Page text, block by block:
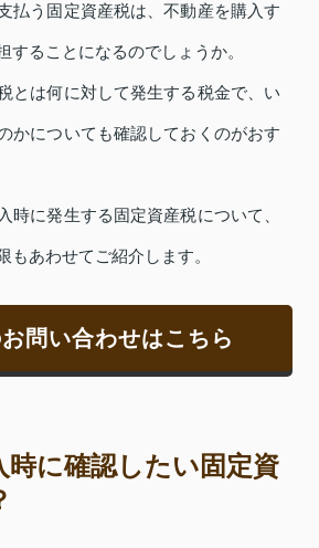
払う固定資産税は、不動産を購入す
することになるのでしょうか。
とは何に対して発生する税金で、い
かについても確認しておくのがおす
時に発生する固定資産税について、
もあわせてご紹介します。
問い合わせはこちら
時に確認したい固定資